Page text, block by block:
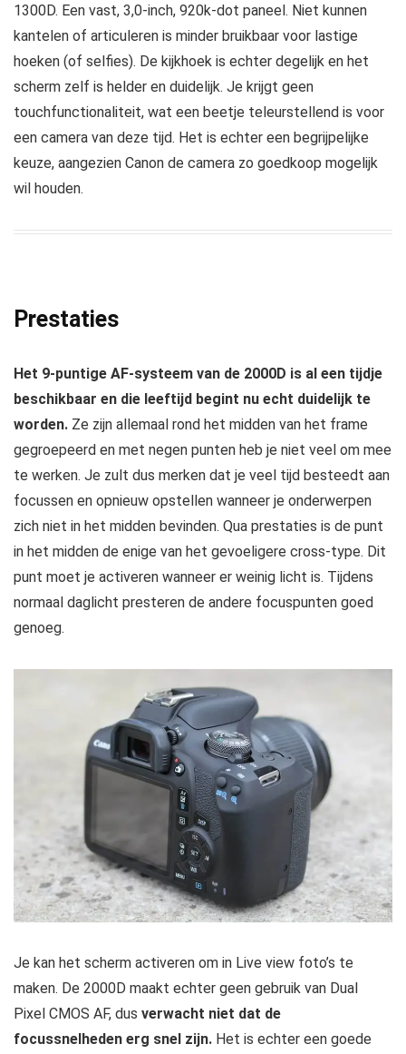
1300D. Een vast, 3,0-inch, 920k-dot paneel. Niet kunnen
kantelen of articuleren is minder bruikbaar voor lastige
hoeken (of selfies). De kijkhoek is echter degelijk en het
scherm zelf is helder en duidelijk. Je krijgt geen
touchfunctionaliteit, wat een beetje teleurstellend is voor
een camera van deze tijd. Het is echter een begrijpelijke
keuze, aangezien Canon de camera zo goedkoop mogelijk
wil houden.
Prestaties
Het 9-puntige AF-systeem van de 2000D is al een tijdje
beschikbaar en die leeftijd begint nu echt duidelijk te
worden. Ze zijn allemaal rond het midden van het frame
gegroepeerd en met negen punten heb je niet veel om mee
te werken. Je zult dus merken dat je veel tijd besteedt aan
focussen en opnieuw opstellen wanneer je onderwerpen
zich niet in het midden bevinden. Qua prestaties is de punt
in het midden de enige van het gevoeligere cross-type. Dit
punt moet je activeren wanneer er weinig licht is. Tijdens
normaal daglicht presteren de andere focuspunten goed
genoeg.
Je kan het scherm activeren om in Live view foto’s te
maken. De 2000D maakt echter geen gebruik van Dual
Pixel CMOS AF, dus verwacht niet dat de
focussnelheden erg snel zijn. Het is echter een goede